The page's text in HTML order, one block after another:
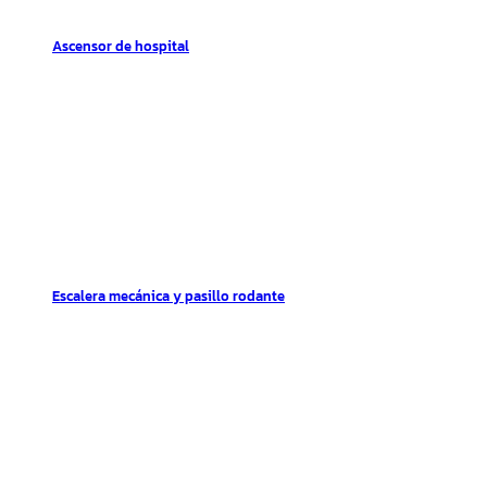
Ascensor de hospital
Escalera mecánica y pasillo rodante